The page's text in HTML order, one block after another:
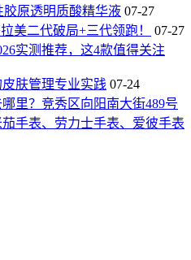
原透明质酸精华液 07-27
美二代破局+三代领跑！
07-27
实测推荐，这4款值得关注
肤管理专业实践 07-24
里？竞秀区向阳南大街489号
手表、劳力士手表、爱彼手表